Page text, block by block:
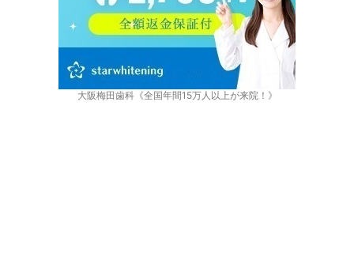
大阪梅田歯科《全国年間15万人以上が来院！》